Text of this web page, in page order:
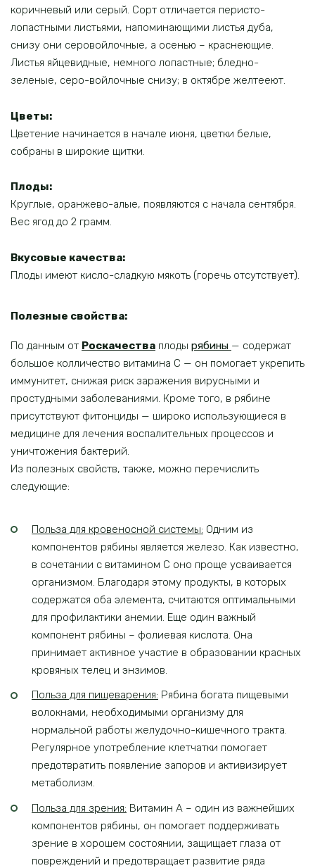
коричневый или серый. Сорт отличается перисто-
лопастными листьями, напоминающими листья дуба,
снизу они серовойлочные, а осенью – краснеющие.
Листья яйцевидные, немного лопастные; бледно-
зеленые, серо-войлочные снизу; в октябре желтееют.
Цветы:
Цветение начинается в начале июня, цветки белые,
собраны в широкие щитки.
Плоды:
Круглые, оранжево-алые, появляются с начала сентября.
Вес ягод до 2 грамм.
Вкусовые качества:
Плоды имеют кисло-сладкую мякоть (горечь отсутствует).
Полезные свойства:
По данным от Роскачества плоды рябины — содержат
большое колличество витамина C — он помогает укрепить
иммунитет, снижая риск заражения вирусными и
простудными заболеваниями. Кроме того, в рябине
присутствуют фитонциды — широко использующиеся в
медицине для лечения воспалительных процессов и
уничтожения бактерий.
Из полезных свойств, также, можно перечислить
следующие:
Польза для кровеносной системы: Одним из
компонентов рябины является железо. Как известно,
в сочетании с витамином С оно проще усваивается
организмом. Благодаря этому продукты, в которых
содержатся оба элемента, считаются оптимальными
для профилактики анемии. Еще один важный
компонент рябины – фолиевая кислота. Она
принимает активное участие в образовании красных
кровяных телец и энзимов.
Польза для пищеварения: Рябина богата пищевыми
волокнами, необходимыми организму для
нормальной работы желудочно-кишечного тракта.
Регулярное употребление клетчатки помогает
предотвратить появление запоров и активизирует
метаболизм.
Польза для зрения: Витамин А – один из важнейших
компонентов рябины, он помогает поддерживать
зрение в хорошем состоянии, защищает глаза от
повреждений и предотвращает развитие ряда